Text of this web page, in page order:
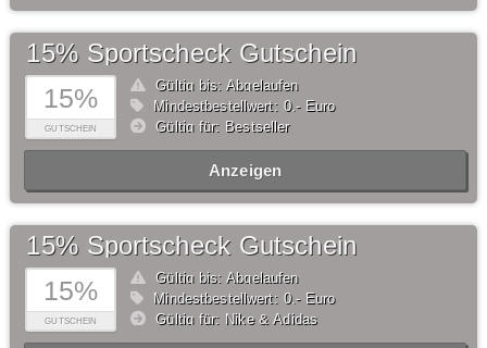
15%
GUTSCHEIN
15% Sportscheck Gutschein
Gültig bis: Abgelaufen
Mindestbestellwert: 0,- Euro
Gültig für: Bestseller
Anzeigen
15%
GUTSCHEIN
15% Sportscheck Gutschein
Gültig bis: Abgelaufen
Mindestbestellwert: 0,- Euro
Gültig für: Nike & Adidas